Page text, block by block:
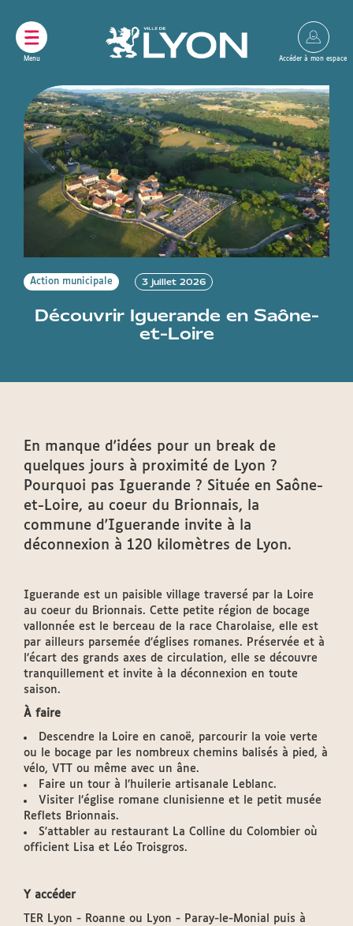
Découvrir Iguerande en Saône-
et-Loire
Action municipale 3 juillet 2026
En manque d'idées pour un break de
quelques jours à proximité de Lyon ?
Pourquoi pas Iguerande ? Située en Saône-
et-Loire, au coeur du Brionnais, la
commune d'Iguerande invite à la
déconnexion à 120 kilomètres de Lyon.
Iguerande est un paisible village traversé par la Loire
au coeur du Brionnais. Cette petite région de bocage
vallonnée est le berceau de la race Charolaise, elle est
par ailleurs parsemée d’églises romanes. Préservée et à
l’écart des grands axes de circulation, elle se découvre
tranquillement et invite à la déconnexion en toute
saison.
À faire
Descendre la Loire en canoë, parcourir la voie verte
ou le bocage par les nombreux chemins balisés à pied, à
vélo, VTT ou même avec un âne.
Faire un tour à l’huilerie artisanale Leblanc.
Visiter l’église romane clunisienne et le petit musée
Reflets Brionnais.
S'attabler au restaurant La Colline du Colombier où
officient Lisa et Léo Troisgros.
Y accéder
TER Lyon - Roanne ou Lyon - Paray-le-Monial puis à